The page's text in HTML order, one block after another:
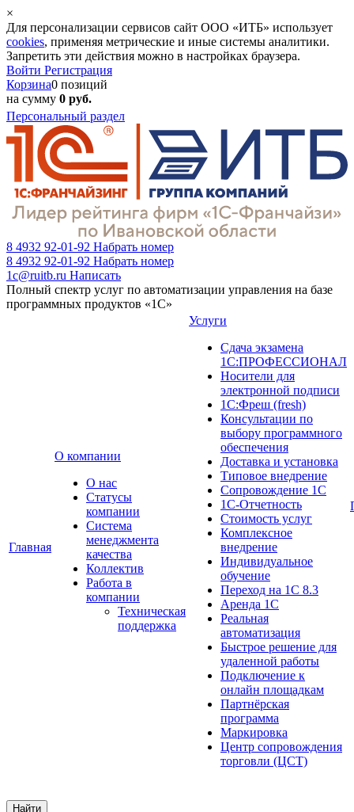
×
Для персонализации сервисов сайт ООО «ИТБ» использует
cookies, применяя метрические и иные системы аналитики.
Запретить эти действия можно в настройках браузера.
Войти Регистрация
Корзина0 позиций
на сумму 0 руб.
Персональный раздел
8 4932 92-01-92 Набрать номер
8 4932 92-01-92 Набрать номер
1c@ruitb.ru Написать
Полный спектр услуг по автоматизации управления на базе
программных продуктов «1С»
Главная
О компании
О нас
Cтатусы
компании
Система
менеджмента
качества
Коллектив
Работа в
компании
Техническая
поддержка
Услуги
Сдача экзамена
1С:ПРОФЕССИОНАЛ
Носители для
электронной подписи
1С:Фреш (fresh)
Консультации по
выбору программного
обеспечения
Доставка и установка
Типовое внедрение
Сопровождение 1С
1С-Отчетность
Стоимость услуг
Комплексное
внедрение
Индивидуальное
обучение
Переход на 1С 8.3
Аренда 1С
Реальная
автоматизация
Быстрое решение для
удаленной работы
Подключение к
онлайн площадкам
Партнёрская
программа
Маркировка
Центр сопровождения
торговли (ЦСТ)